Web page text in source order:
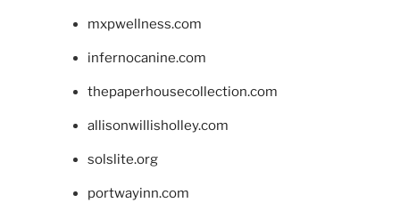
mxpwellness.com
infernocanine.com
thepaperhousecollection.com
allisonwillisholley.com
solslite.org
portwayinn.com